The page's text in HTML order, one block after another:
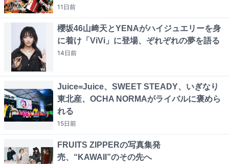
11日前
櫻坂46山﨑天とYENAがハイジュエリーを身
に着け「ViVi」に登場、ぞれぞれの夢を語る
14日前
Juice=Juice、SWEET STEADY、いぎなり
東北産、OCHA NORMAがライバルに褒めら
れる
15日前
FRUITS ZIPPERの写真集発
売、“KAWAII”のその先へ